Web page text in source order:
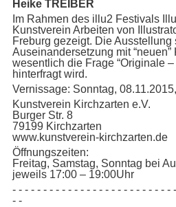
Heike TREIBER
Im Rahmen des illu2 Festivals
Kunstverein Arbeiten von
Freburg gezeigt. Die
Auseinandersetzung mit
wesentlich die Frage “Originale
hinterfragt wird.
Vernissage: Sonntag,
Kunstverein Kirchzarten e.V.
Burger Str. 8
79199 Kirchzarten
www.kunstverein-kirchzarten.de
Öffnungszeiten:
Freitag, Samstag, Sonntag bei
jeweils 17:00 – 19:00Uhr
- - - - - - - - - - - - - - - - - - - - - - - - - -
- -